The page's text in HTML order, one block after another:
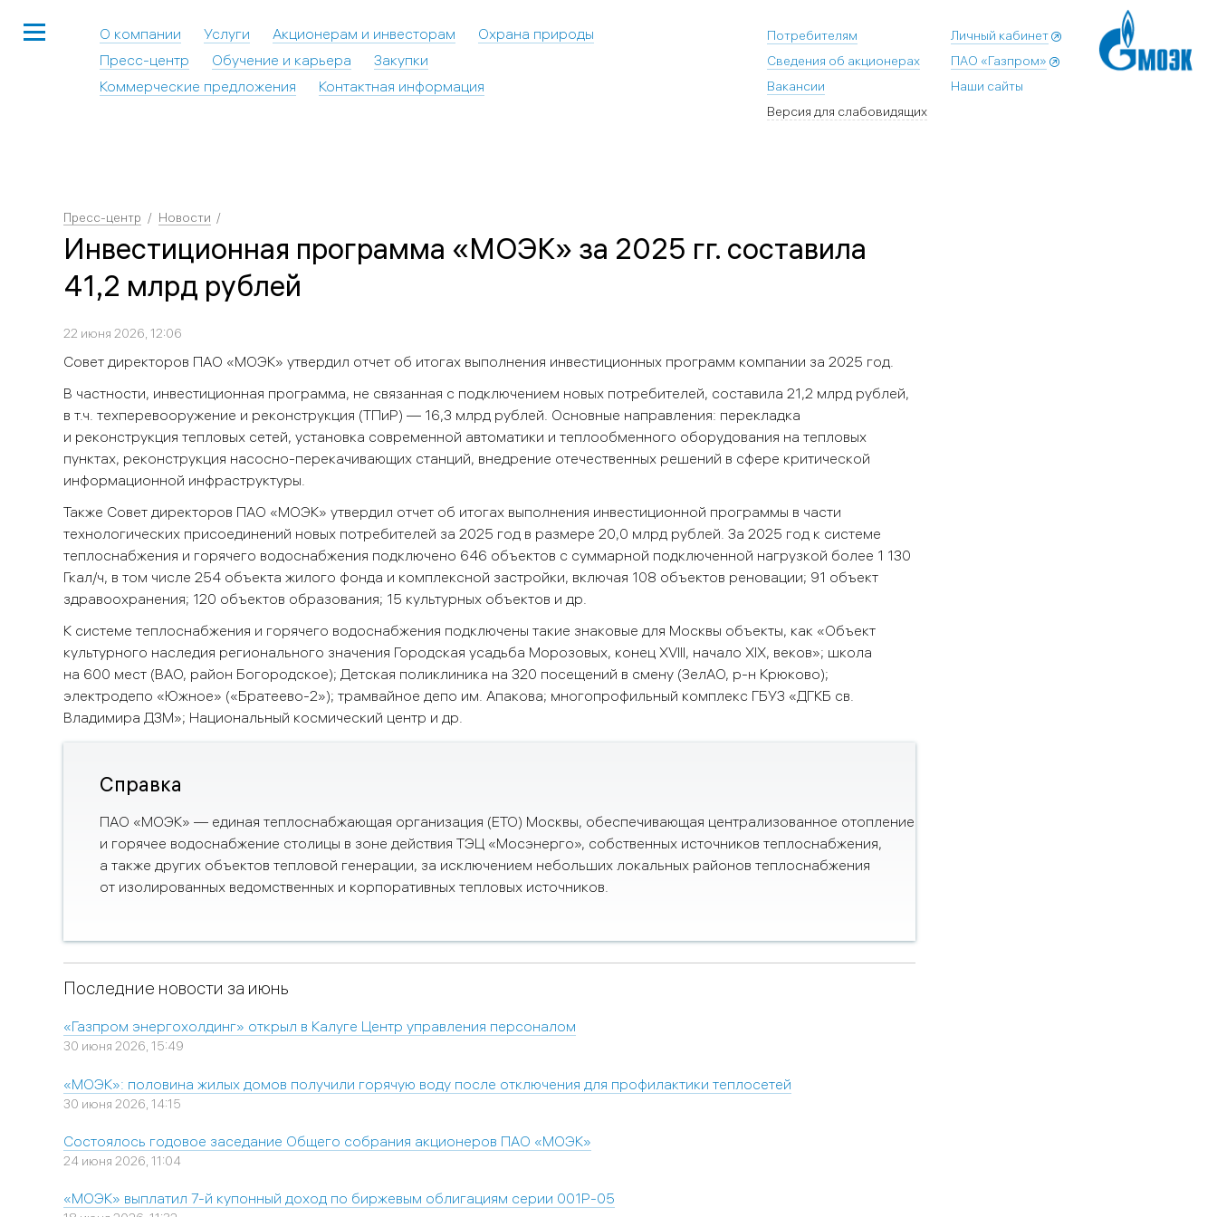
О компании Услуги Акционерам и инвесторам
Охрана природы
Пресс-центр
Обучение и карьера
Закупки
Коммерческие предложения
Контактная информация
Личный кабинет
ПАО «Газпром»
Наши сайты
Потребителям
Сведения об акционерах
Вакансии
Версия для слабовидящих
Пресс-центр Новости
Инвестиционная программа «МОЭК» за 2025 гг. составила
41,2 млрд рублей
22 июня 2026, 12:06
Совет директоров ПАО «МОЭК» утвердил отчет об итогах выполнения инвестиционных программ компании за 2025 год.
В частности, инвестиционная программа, не связанная с подключением новых потребителей, составила 21,2 млрд рублей,
в т.ч. техперевооружение и реконструкция (ТПиР) — 16,3 млрд рублей. Основные направления: перекладка
и реконструкция тепловых сетей, установка современной автоматики и теплообменного оборудования на тепловых
пунктах, реконструкция насосно-перекачивающих станций, внедрение отечественных решений в сфере критической
информационной инфраструктуры.
Также Совет директоров ПАО «МОЭК» утвердил отчет об итогах выполнения инвестиционной программы в части
технологических присоединений новых потребителей за 2025 год в размере 20,0 млрд рублей. За 2025 год к системе
теплоснабжения и горячего водоснабжения подключено 646 объектов с суммарной подключенной нагрузкой более 1 130
Гкал/ч, в том числе 254 объекта жилого фонда и комплексной застройки, включая 108 объектов реновации; 91 объект
здравоохранения; 120 объектов образования; 15 культурных объектов и др.
К системе теплоснабжения и горячего водоснабжения подключены такие знаковые для Москвы объекты, как «Объект
культурного наследия регионального значения Городская усадьба Морозовых, конец ХVIII, начало XIX, веков»; школа
на 600 мест (ВАО, район Богородское); Детская поликлиника на 320 посещений в смену (ЗелАО, р-н Крюково);
электродепо «Южное» («Братеево-2»); трамвайное депо им. Апакова; многопрофильный комплекс ГБУЗ «ДГКБ св.
Владимира ДЗМ»; Национальный космический центр и др.
Справка
ПАО «МОЭК» — единая теплоснабжающая организация (ЕТО) Москвы, обеспечивающая централизованное отопление
и горячее водоснабжение столицы в зоне действия ТЭЦ «Мосэнерго», собственных источников теплоснабжения,
а также других объектов тепловой генерации, за исключением небольших локальных районов теплоснабжения
от изолированных ведомственных и корпоративных тепловых источников.
Последние новости за июнь
«Газпром энергохолдинг» открыл в Калуге Центр управления персоналом
30 июня 2026, 15:49
«МОЭК»: половина жилых домов получили горячую воду после отключения для профилактики теплосетей
30 июня 2026, 14:15
Состоялось годовое заседание Общего собрания акционеров ПАО «МОЭК»
24 июня 2026, 11:04
«МОЭК» выплатил 7-й купонный доход по биржевым облигациям серии 001Р-05